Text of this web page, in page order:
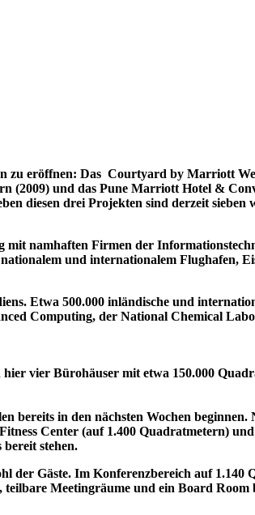
zu eröffnen: Das Courtyard by Marriott
(2009) und das Pune Marriott Hotel &
diesen drei Projekten sind derzeit sieben
namhaften Firmen der
und internationalem Flughafen,
Etwa 500.000 inländische und
Computing, der National Chemical
vier Bürohäuser mit etwa 150.000
in den nächsten Wochen beginnen.
Center (auf 1.400 Quadratmetern)
stehen.
der Gäste. Im Konferenzbereich auf 1.140
Meetingräume und ein Board Room